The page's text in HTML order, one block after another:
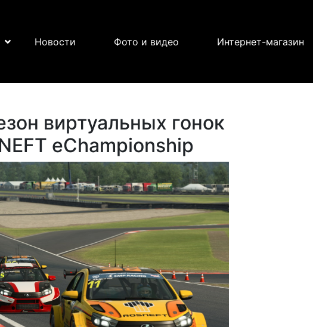
Новости Фото и видео Интернет-магазин
виртуальных гонок
eChampionship